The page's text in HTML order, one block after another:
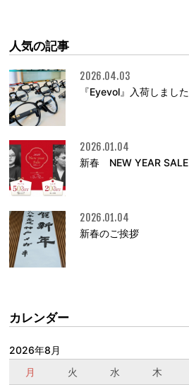
人気の記事
2026.04.03
『Eyevol』入荷しました
2026.01.04
新春 NEW YEAR
2026.01.04
新春のご挨拶
カレンダー
2026年8月
月
火 水 木